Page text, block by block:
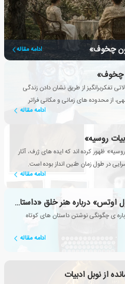
چخوف» ادامه مقاله
چخوف»
تفکربرانگیز از طریق نشان دادن زندگی
محدوده های زمانی و مکانی فراتر
ادامه مقاله
روسیه»
ظهور کرده اند که ایده های ژرف، آثار
در طول زمان طنین انداز بوده است.
ادامه مقاله
توصیه های «جویس کارول اوتس» درباره هنر خلق «داستان کوتاه»
ی چگونگی نوشتن داستان های کوتاه
ادامه مقاله
از نوبل ادبیات